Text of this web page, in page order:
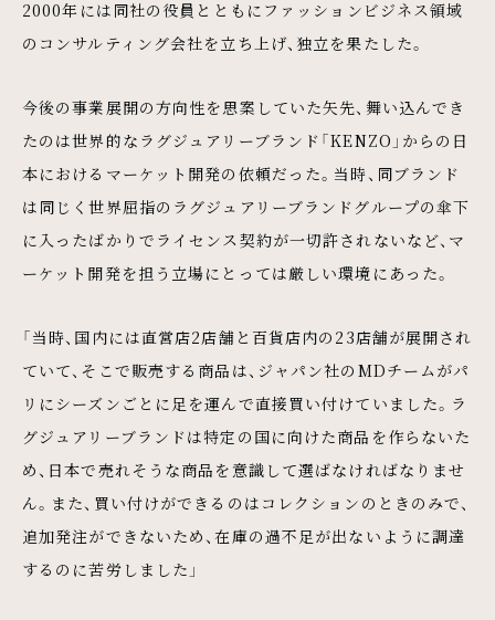
2000年には同社の役員とともにファッションビジネス領域
のコンサルティング会社を立ち上げ、独立を果たした。
今後の事業展開の方向性を思案していた矢先、舞い込んでき
たのは世界的なラグジュアリーブランド「KENZO」からの日
本におけるマーケット開発の依頼だった。当時、同ブランド
は同じく世界屈指のラグジュアリーブランドグループの傘下
に入ったばかりでライセンス契約が一切許されないなど、マ
ーケット開発を担う立場にとっては厳しい環境にあった。
「当時、国内には直営店2店舗と百貨店内の23店舗が展開され
ていて、そこで販売する商品は、ジャパン社のMDチームがパ
リにシーズンごとに足を運んで直接買い付けていました。ラ
グジュアリーブランドは特定の国に向けた商品を作らないた
め、日本で売れそうな商品を意識して選ばなければなりませ
ん。また、買い付けができるのはコレクションのときのみで、
追加発注ができないため、在庫の過不足が出ないように調達
するのに苦労しました」